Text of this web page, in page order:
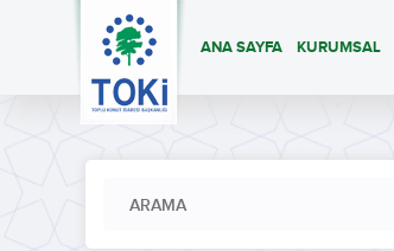
ANA SAYFA KURUMSAL